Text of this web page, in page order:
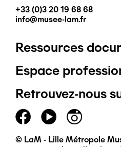
+33 (0)3 20 19 68 68
info@musee-lam.fr
Pied
de
page
principal
Ressources
Espace
Retrouvez-nous
© LaM - Lille Métropole